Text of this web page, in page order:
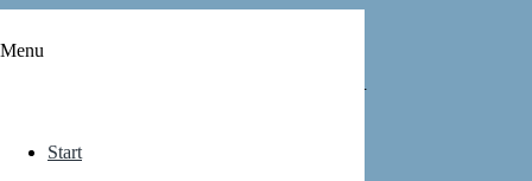
Menu
Start
Patienteninformationen